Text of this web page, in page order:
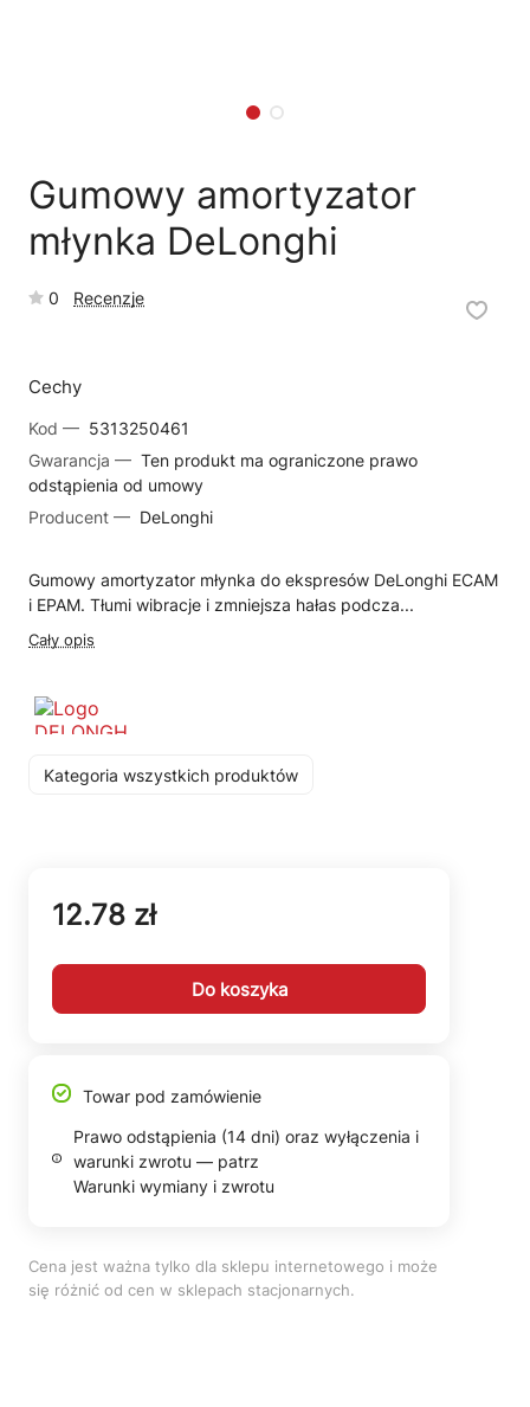
Gumowy amortyzator
młynka DeLonghi
0 Recenzje
Cechy
Kod — 5313250461
Gwarancja — Ten produkt ma ograniczone prawo
odstąpienia od umowy
Producent — DeLonghi
Gumowy amortyzator młynka do ekspresów DeLonghi ECAM
i EPAM. Tłumi wibracje i zmniejsza hałas podcza...
Cały opis
Kategoria wszystkich produktów
12.78 zł
Do koszyka
Towar pod zamówienie
Prawo odstąpienia (14 dni) oraz wyłączenia i
warunki zwrotu — patrz
Warunki wymiany i zwrotu
Cena jest ważna tylko dla sklepu internetowego i może
się różnić od cen w sklepach stacjonarnych.